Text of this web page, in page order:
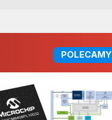
POLECAMY